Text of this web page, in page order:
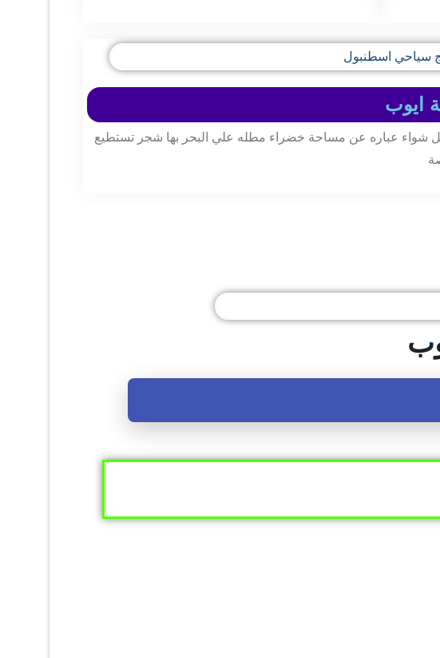
ايوب
شواء عباره عن مساحة خضراء مطله علي البحر بها شجر تستطيع